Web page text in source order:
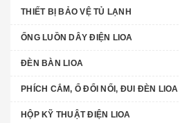
THIẾT BỊ BẢO VỆ TỦ LẠNH
ỐNG LUỒN DÂY ĐIỆN LIOA
ĐÈN BÀN LIOA
PHÍCH CẮM, Ổ ĐỔI NỐI, ĐUI ĐÈN LIOA
HỘP KỸ THUẬT ĐIỆN LIOA